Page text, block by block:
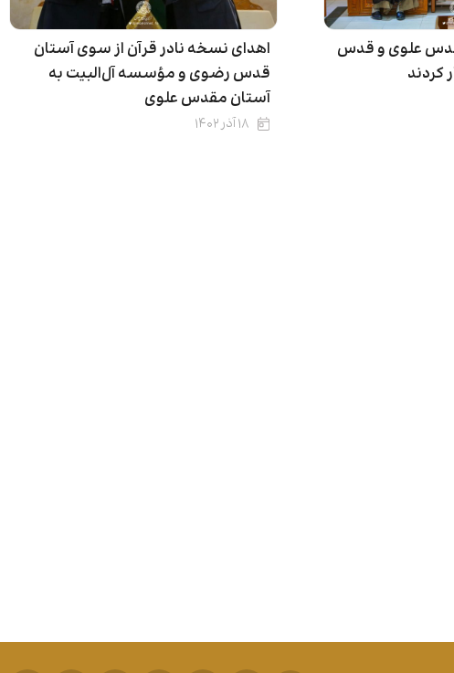
علوی و قدس
کردند
اهدای نسخه‌ نادر قرآن از سوی آستان
قدس رضوی و مؤسسه آل‌البیت به
آستان مقدس علوی
۱۸ آذر ۱۴۰۲